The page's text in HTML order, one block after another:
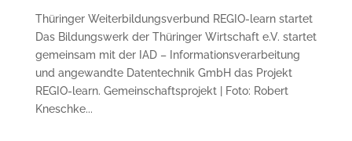
Thüringer Weiterbildungsverbund REGIO-learn startet
Das Bildungswerk der Thüringer Wirtschaft e.V. startet
gemeinsam mit der IAD – Informationsverarbeitung
und angewandte Datentechnik GmbH das Projekt
REGIO-learn. Gemeinschaftsprojekt | Foto: Robert
Kneschke...